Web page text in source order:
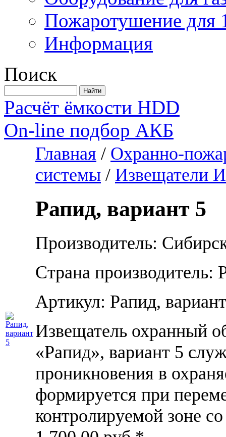
Пожаротушение для
Информация
Поиск
Расчёт ёмкости HDD
On-line подбор АКБ
Главная / Охранно-
системы / Извещатели
Рапид, вариант 5
Производитель:
Страна производитель:
Артикул: Рапид,
Извещатель охранный
«Рапид», вариант 5
проникновения в
формируется при
контролируемой зоне